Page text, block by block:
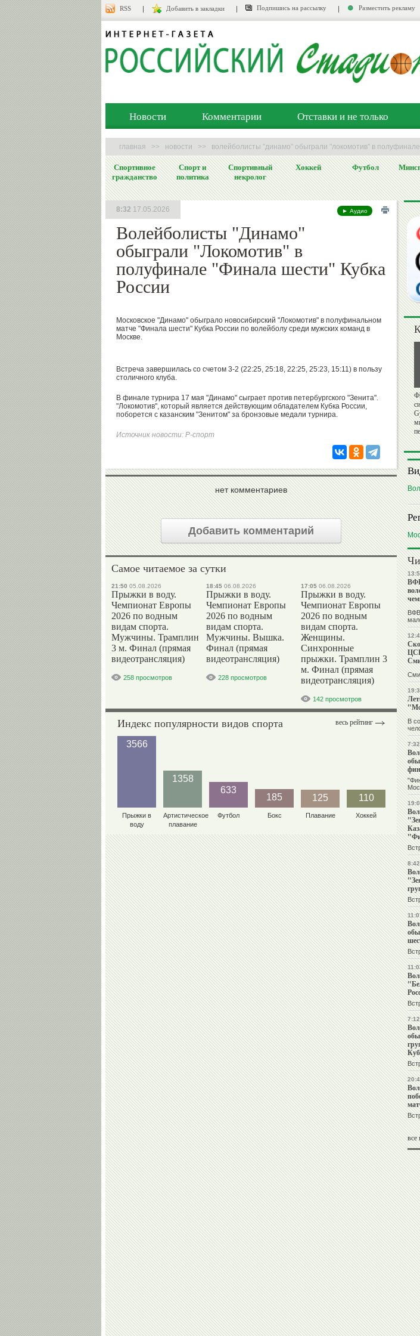
RSS Добавить в закладки Подпишись на рассылку Разместить рекламу
Новости Комментарии Отставки и не только
главная >> новости >> волейболисты "динамо" обыграли "локомотив" в
Спортивное
гражданство
Спорт и
политика
Спортивный
некролог
Хоккей Футбол
► Аудио
Волейболисты "Динамо"
обыграли "Локомотив" в
полуфинале "Финала шести" Кубка
России
8:32 17.05.2026
Московское "Динамо" обыграло новосибирский "Локомотив" в полуфинальном
матче "Финала шести" Кубка России по волейболу среди мужских команд в
Москве.
Встреча завершилась со счетом 3-2 (22:25, 25:18, 22:25, 25:23, 15:11) в пользу
столичного клуба.
В финале турнира 17 мая "Динамо" сыграет против петербургского "Зенита".
"Локомотив", который является действующим обладателем Кубка России,
поборется с казанским "Зенитом" за бронзовые медали турнира.
Источник новости: Р-спорт
нет комментариев
Добавить комментарий
Самое читаемое за сутки
21:50 05.08.2026
Прыжки в воду.
Чемпионат Европы
2026 по водным
видам спорта.
Мужчины. Трамплин
3 м. Финал (прямая
видеотрансляция)
258 просмотров
18:45 06.08.2026
Прыжки в воду.
Чемпионат Европы
2026 по водным
видам спорта.
Мужчины. Вышка.
Финал (прямая
видеотрансляция)
228 просмотров
17:05 06.08.2026
Прыжки в воду.
Чемпионат Европы
2026 по водным
видам спорта.
Женщины.
Синхронные
прыжки. Трамплин 3
м. Финал (прямая
видеотрансляция)
142 просмотров
весь рейтинг
Индекс популярности видов спорта
3566
Прыжки в
воду
1358
Артистическое
плавание
633
Футбол
185
Бокс
125
Плавание
110
Хоккей
В
7:32
8:42
7:12
все